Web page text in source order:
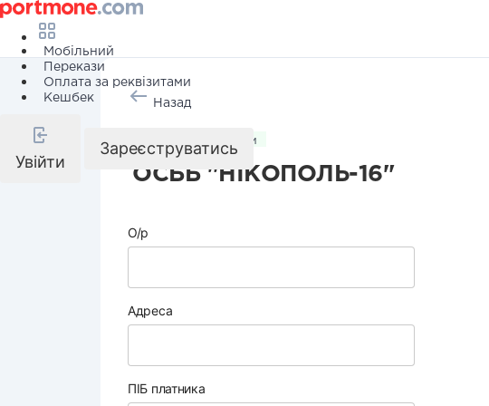
Мобільний
Перекази
Оплата за реквізитами
Кешбек
Увійти
Зареєструватись
Назад
Комунальні послуги
ОСББ "НІКОПОЛЬ-16"
О/р
Адреса
ПІБ платника